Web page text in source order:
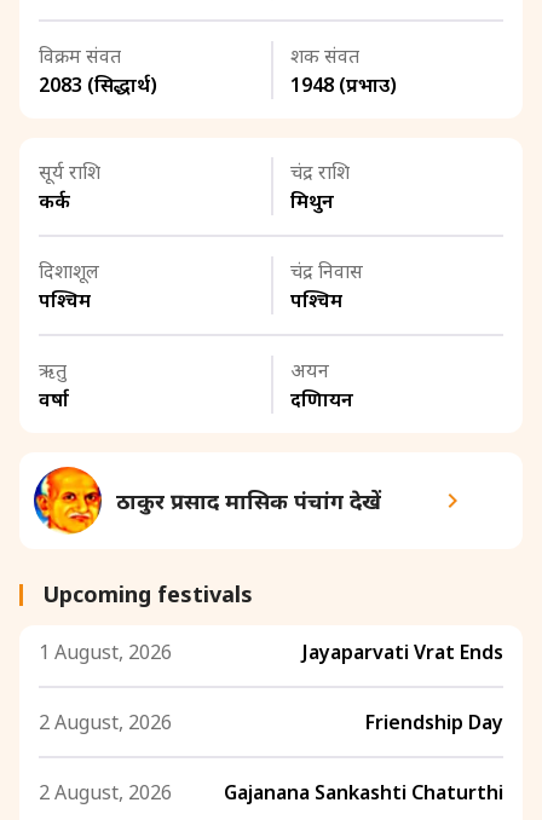
विक्रम संवत
2083 (सिद्धार्थ)
शक संवत
1948 (प्रभाउ)
सूर्य राशि
कर्क
चंद्र राशि
मिथुन
दिशाशूल
पश्चिम
चंद्र निवास
पश्चिम
ऋतु
वर्षा
अयन
दक्षिणायन
ठाकुर प्रसाद मासिक पंचांग देखें
Upcoming festivals
1 August, 2026 Jayaparvati Vrat Ends
2 August, 2026 Friendship Day
2 August, 2026 Gajanana Sankashti Chaturthi